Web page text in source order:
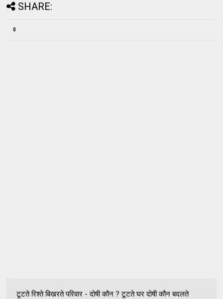
SHARE:
0
टूटते रिश्ते बिखरते परिवार - दोषी कौन ? टूटते घर दोषी कौन बदलते